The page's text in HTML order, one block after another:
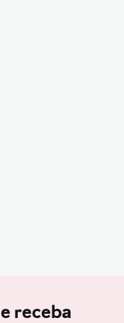
receba